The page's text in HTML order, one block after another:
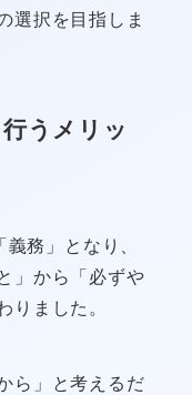
選択を目指しま
うメリッ
務」となり、
」から「必ずや
りました。
ら」と考えるだ